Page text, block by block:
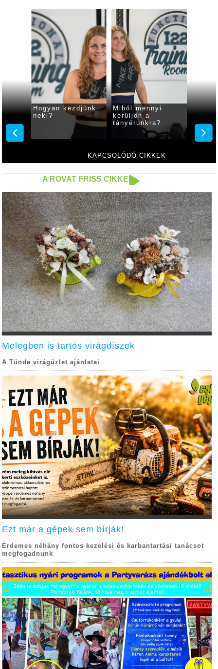
KAPCSOLÓDÓ CIKKEK
Hogyan kezdjünk
neki?
Miből mennyi
kerüljön a
tányérunkra?
A
A ROVAT FRISS CIKKEI
Melegben is tartós virágdíszek
A Tünde virágüzlet ajánlatai
Ezt már a gépek sem bírják!
Érdemes néhány fontos kezelési és karbantartási tanácsot
megfogadnunk